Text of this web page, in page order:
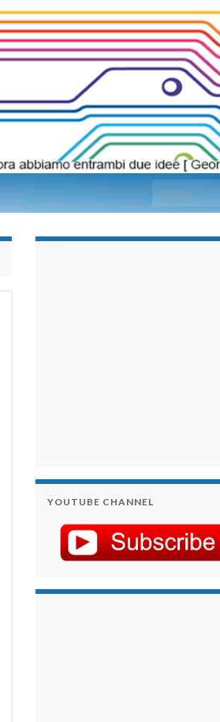
Search for:
YOUTUBE CHANNEL